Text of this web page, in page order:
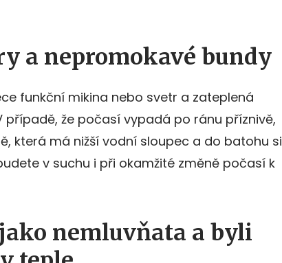
a nepromokavé bundy
funkční mikina nebo svetr a zateplená
případě, že počasí vypadá po ránu příznivě,
která má nižší vodní sloupec a do batohu si
v suchu i při okamžité změně počasí k
nemluvňata a byli